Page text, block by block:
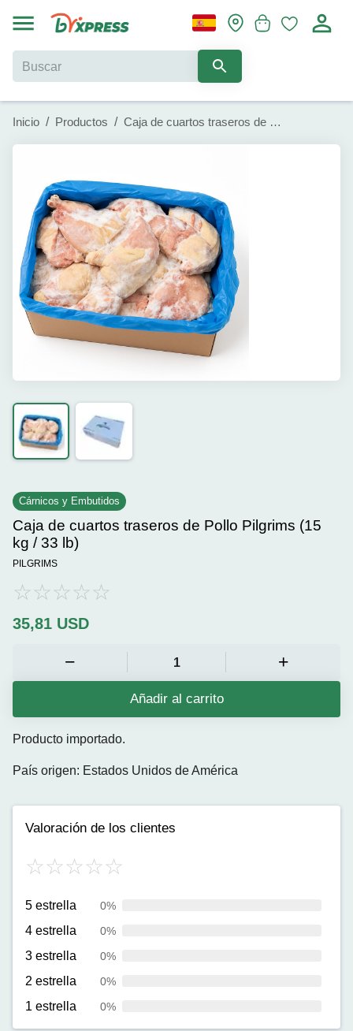
Inicio / Productos / Caja de cuartos traseros de Pollo Pilgrims (15 kg / 33 lb)
Cárnicos y Embutidos
Caja de cuartos traseros de Pollo Pilgrims (15
kg / 33 lb)
PILGRIMS
35,81 USD
Añadir al carrito
Producto importado.
País origen: Estados Unidos de América
Valoración de los clientes
5 estrella 0%
4 estrella 0%
3 estrella 0%
2 estrella 0%
1 estrella 0%